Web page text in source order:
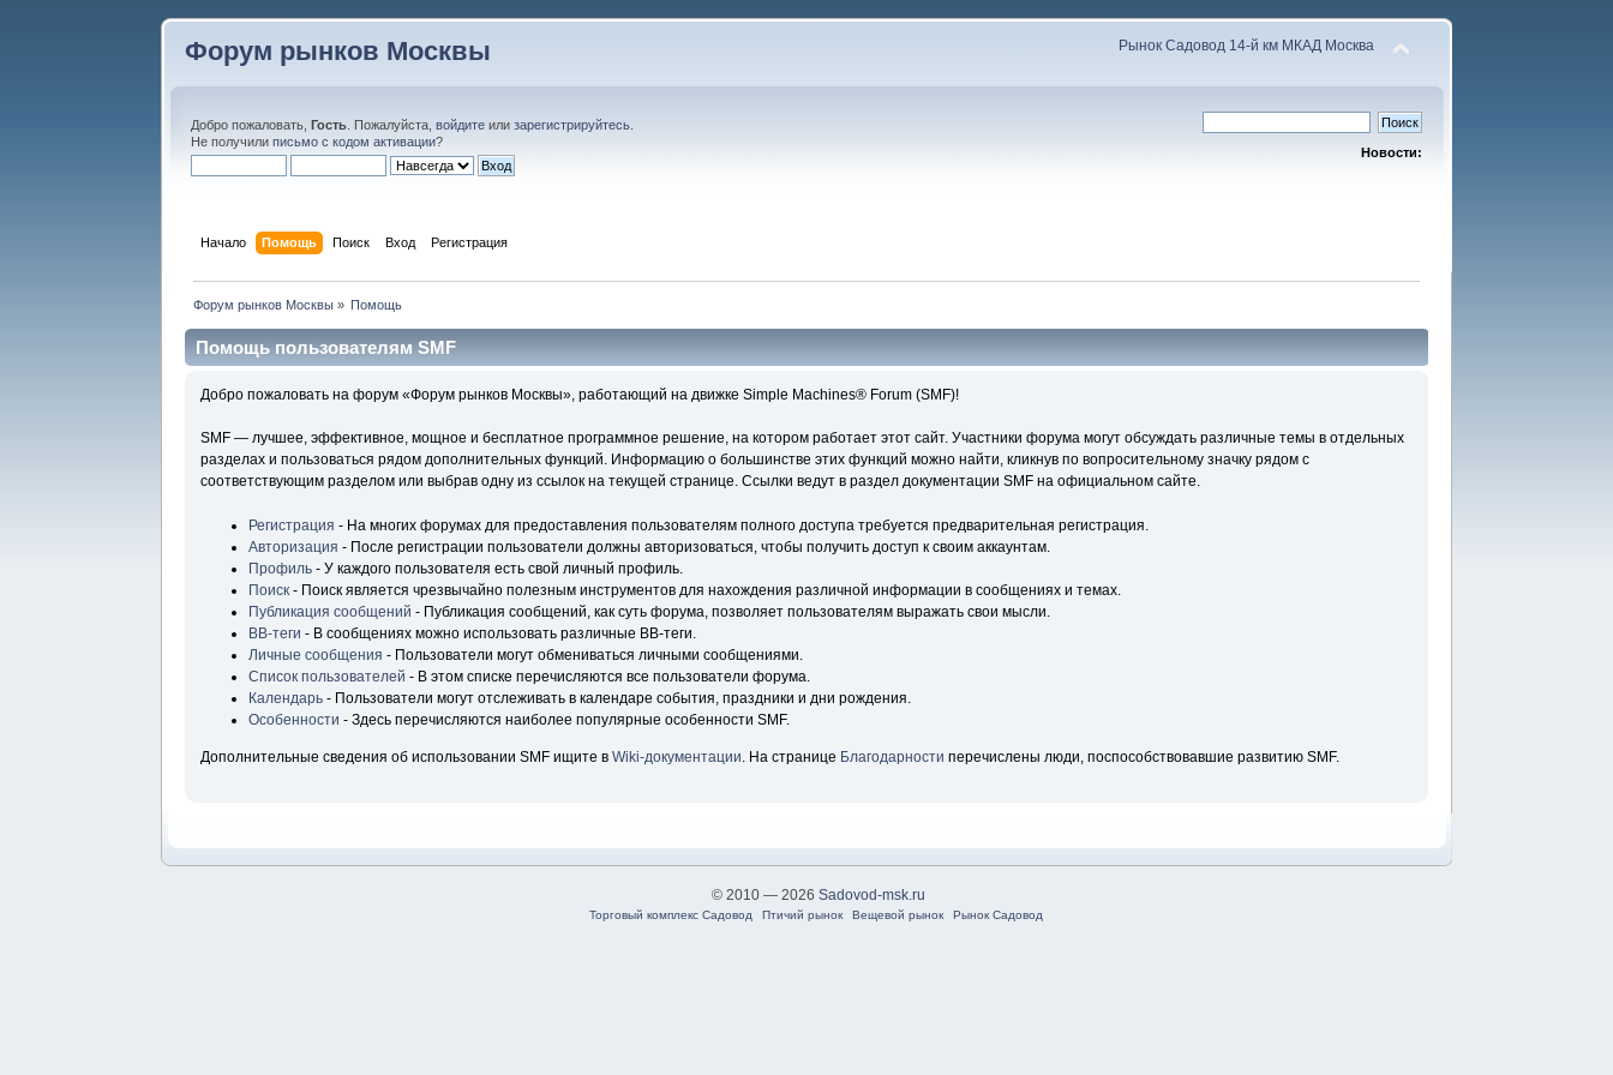
Форум рынков Москвы Рынок Садовод 14-й км МКАД Москва
Добро пожаловать,Гость . Пожалуйста,войдите илизарегистрируйтесь
Не получилиписьмо с кодом активации?
Новости:
Начало Помощь Поиск Вход Регистрация
Форум рынков Москвы» Помощь
Помощь пользователям SMF
Добро пожаловать на форум «Форум рынков Москвы», работающий на движке Simple Machines® Forum (SMF)!
SMF — лучшее, эффективное, мощное и бесплатное программное решение, на котором работает этот сайт. Участники форума могут обсуждать различные темы в отдельных
разделах и пользоваться рядом дополнительных функций. Информацию о большинстве этих функций можно найти, кликнув по вопросительному значку рядом с
соответствующим разделом или выбрав одну из ссылок на текущей странице. Ссылки ведут в раздел документации SMF на официальном сайте.
Регистрация - На многих форумах для предоставления пользователям полного доступа требуется предварительная регистрация.
Авторизация - После регистрации пользователи должны авторизоваться, чтобы получить доступ к своим аккаунтам.
Профиль- У каждого пользователя есть свой личный профиль.
Поиск- Поиск является чрезвычайно полезным инструментов для нахождения различной информации в сообщениях и темах.
Публикация сообщений - Публикация сообщений, как суть форума, позволяет пользователям выражать свои мысли.
BB-теги - В сообщениях можно использовать различные BB-теги.
Личные сообщения - Пользователи могут обмениваться личными сообщениями.
Список пользователей - В этом списке перечисляются все пользователи форума.
Календарь- Пользователи могут отслеживать в календаре события, праздники и дни рождения.
Особенности - Здесь перечисляются наиболее популярные особенности SMF.
Дополнительные сведения об использовании SMF ищите в Wiki-документации . На странице Благодарности перечислены люди, поспособствовавшие развитию SMF.
© 2010 — 2026 Sadovod-msk.ru
Торговый комплекс Садовод Птичий рынок Вещевой рынок Рынок Садовод